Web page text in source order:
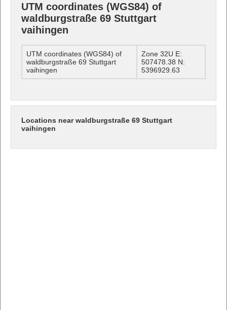
UTM coordinates (WGS84) of
waldburgstraße 69 Stuttgart
vaihingen
UTM coordinates (WGS84) of
waldburgstraße 69 Stuttgart
vaihingen
Zone 32U E:
507478.38 N:
5396929.63
Locations near waldburgstraße 69 Stuttgart
vaihingen